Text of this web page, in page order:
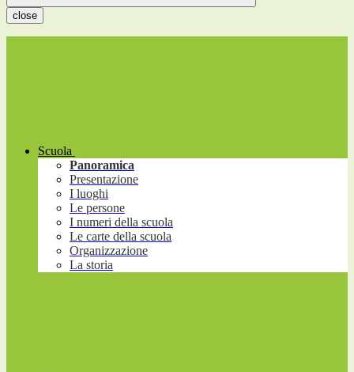
close
Scuola
Panoramica
Presentazione
I luoghi
Le persone
I numeri della scuola
Le carte della scuola
Organizzazione
La storia